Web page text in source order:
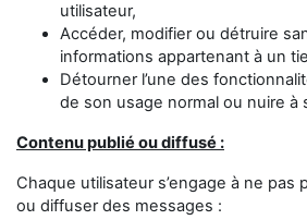
utilisateur,
Accéder, modifier ou détruire
informations appartenant à un
Détourner l’une des
de son usage normal ou nuire
Contenu publié ou diffusé :
Chaque utilisateur s’engage à ne pas
ou diffuser des messages :